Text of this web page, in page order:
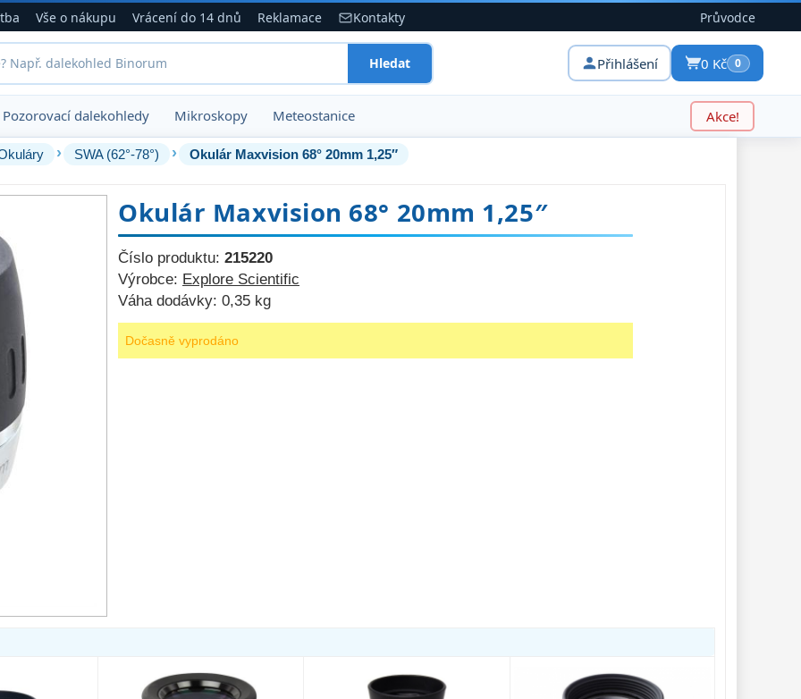
Vše o nákupu Vrácení do 14 dnů Reklamace Kontakty Průvodce
Hledat Přihlášení 0 Kč 0
Pozorovací dalekohledy Mikroskopy Meteostanice Akce!
› SWA (62°-78°) › Okulár Maxvision 68° 20mm 1,25″
Okulár Maxvision 68° 20mm 1,25″
Číslo produktu: 215220
Výrobce: Explore Scientific
Váha dodávky: 0,35 kg
Dočasně vyprodáno